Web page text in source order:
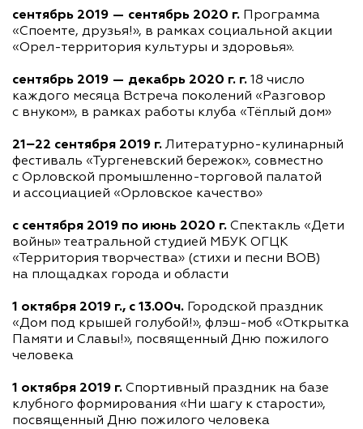
сентябрь 2019 — сентябрь 2020 г. Программа
«Споемте, друзья!», в рамках социальной акции
«Орел-территория культуры и здоровья».
сентябрь 2019 — декабрь 2020 г. г. 18 число
каждого месяца Встреча поколений «Разговор
с внуком», в рамках работы клуба «Тёплый дом»
21−22 сентября 2019 г. Литературно-кулинарный
фестиваль «Тургеневский бережок», совместно
с Орловской промышленно-торговой палатой
и ассоциацией «Орловское качество»
с сентября 2019 по июнь 2020 г. Спектакль «Дети
войны» театральной студией МБУК ОГЦК
«Территория творчества» (стихи и песни ВОВ)
на площадках города и области
1 октября 2019 г., с 13.00ч. Городской праздник
«Дом под крышей голубой!», флэш-моб «Открытка
Памяти и Славы!», посвященный Дню пожилого
человека
1 октября 2019 г. Спортивный праздник на базе
клубного формирования «Ни шагу к старости»,
посвященный Дню пожилого человека